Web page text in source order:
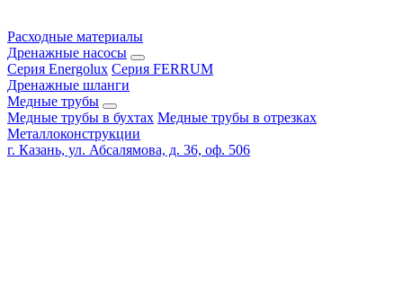
Расходные материалы
Дренажные насосы
Серия Energolux Серия FERRUM
Дренажные шланги
Медные трубы
Медные трубы в бухтах Медные трубы в отрезках
Металлоконструкции
г. Казань, ул. Абсалямова, д. 36, оф. 506